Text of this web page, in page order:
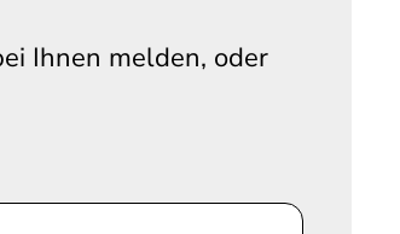
Ihnen melden, oder